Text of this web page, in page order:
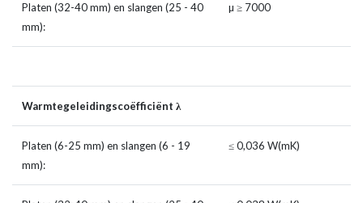
Platen (32-40 mm) en slangen (25 - 40
mm):
µ ≥ 7000
Warmtegeleidingscoëfficiënt λ
Platen (6-25 mm) en slangen (6 - 19
mm):
≤ 0,036 W(mK)